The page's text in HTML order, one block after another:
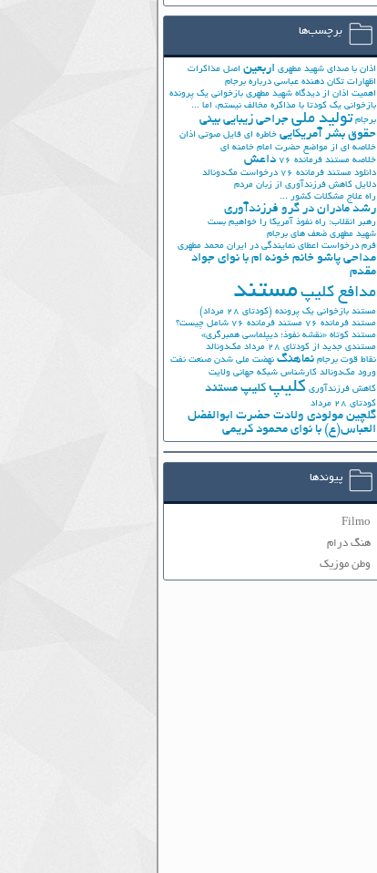
برچسب‌ها
اذان با صدای شهید مطهری اربعین اصل مذاکرات
اظهارات تکان دهنده عباسی درباره برجام
اهمیت اذان از دیدگاه شهید مطهری بازخوانی یک پرونده
بازخوانی یک کودتا با مذاکره مخالف نیستم، اما ...
برجام تولید ملی جراحی زیبایی بینی
حقوق بشر آمریکایی خاطره ای فایل صوتی اذان
خلاصه ای از مواضع حضرت امام خامنه ای
خلاصه مستند فرمانده 76
داعش
دانلود مستند فرمانده 76
درخواست مک‌دونالد
دلایل کاهش فرزندآوری از زبان مردم
راه علاج مشکلات کشور ...
رشد مادران در گرو فرزندآوری
رهبر انقلاب: راه نفوذ آمریکا را خواهیم بست
شهید مطهری ضعف های برجام
فرم درخواست اعطای نمایندگی در ایران محمد مطهری
مداحی پاشو خانم خونه ام با نوای جواد
مقدم
مدافع کلیپ مستند
مستند بازخوانی یک پرونده (کودتای 28 مرداد)
مستند فرمانده 76
مستند فرمانده 76 شامل چیست؟
مستند کوتاه «نقشه نفوذ؛ دیپلماسی همبرگری»
مستندی جدید از کودتای 28 مرداد
مک‌دونالد
نقاط قوت برجام نماهنگ نهضت ملي شدن صنعت نفت
ورود مک‌دونالد کارشناس شبکه جهانی ولایت
کاهش فرزندآوری کلیپ کلیپ مستند
کودتای 28 مرداد
گلچین مولودی ولادت حضرت ابوالفضل
العباس(ع) با نوای محمود کریمی
پیوندها
Filmo
هنگ درام
وطن موزیک